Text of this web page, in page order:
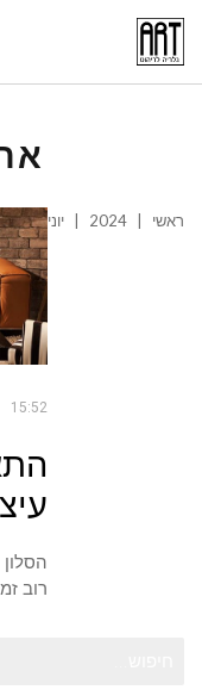
ראשי 2024 יוני
15:52
רוב